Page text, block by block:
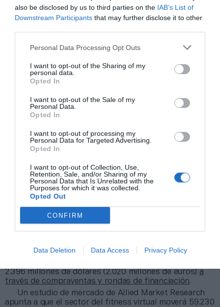
also be disclosed by us to third parties on the IAB’s List of
Downstream Participants that may further disclose it to other
Personal Data Processing Opt Outs
I want to opt-out of the Sharing of my
personal data.
Opted In
I want to opt-out of the Sale of my
Personal Data.
Opted In
I want to opt-out of processing my
Personal Data for Targeted Advertising.
Opted In
I want to opt-out of Collection, Use,
Retention, Sale, and/or Sharing of my
Personal Data that Is Unrelated with the
Purposes for which it was collected.
Opted Out
CONFIRM
Data Deletion Data Access Privacy Policy
Los 1.300 millones de euros captados por las
fitness techen el primer semestre de 2021 van camino
en septiembre de 2019 y hasta el cierre del año de la
2.396 millones de dólares (2.020 millones de euros) a
través de compraventas y rondas de financiación.
Un estudio de mercado de Allied Market Research
apunta a que el sector del fitness virtual moverá 59.230